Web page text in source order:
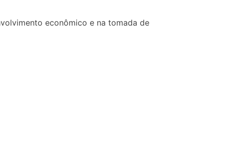
econômico e na tomada de